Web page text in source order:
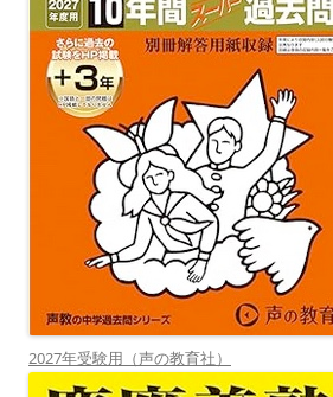
2027年受験用（声の教育社）